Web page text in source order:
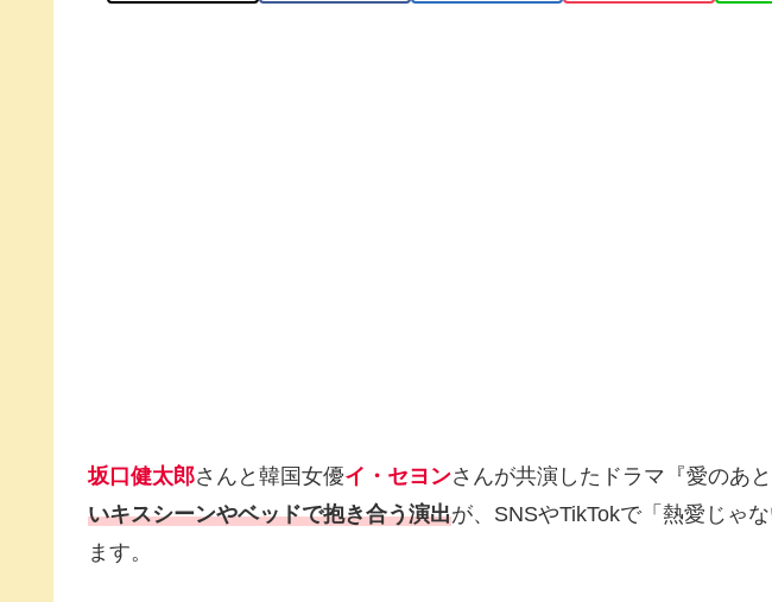
坂口健太郎さんと韓国女優イ・セヨンさんが共演したドラマ『愛のあ
いキスシーンやベッドで抱き合う演出が、SNSやTikTokで「熱愛じゃ
ます。